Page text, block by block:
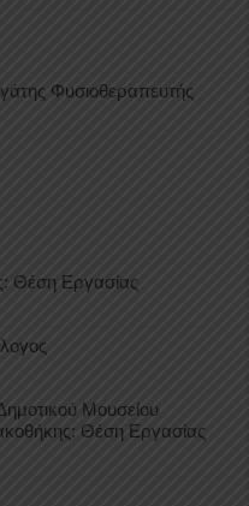
Φυσιοθεραπευτής
Θέση Εργασίας
Μουσείου
Θέση Εργασίας